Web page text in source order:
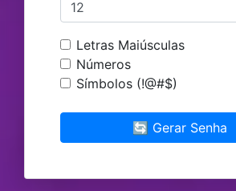
Letras Maiúsculas
Números
Símbolos (!@#$)
🔄 Gerar Senha